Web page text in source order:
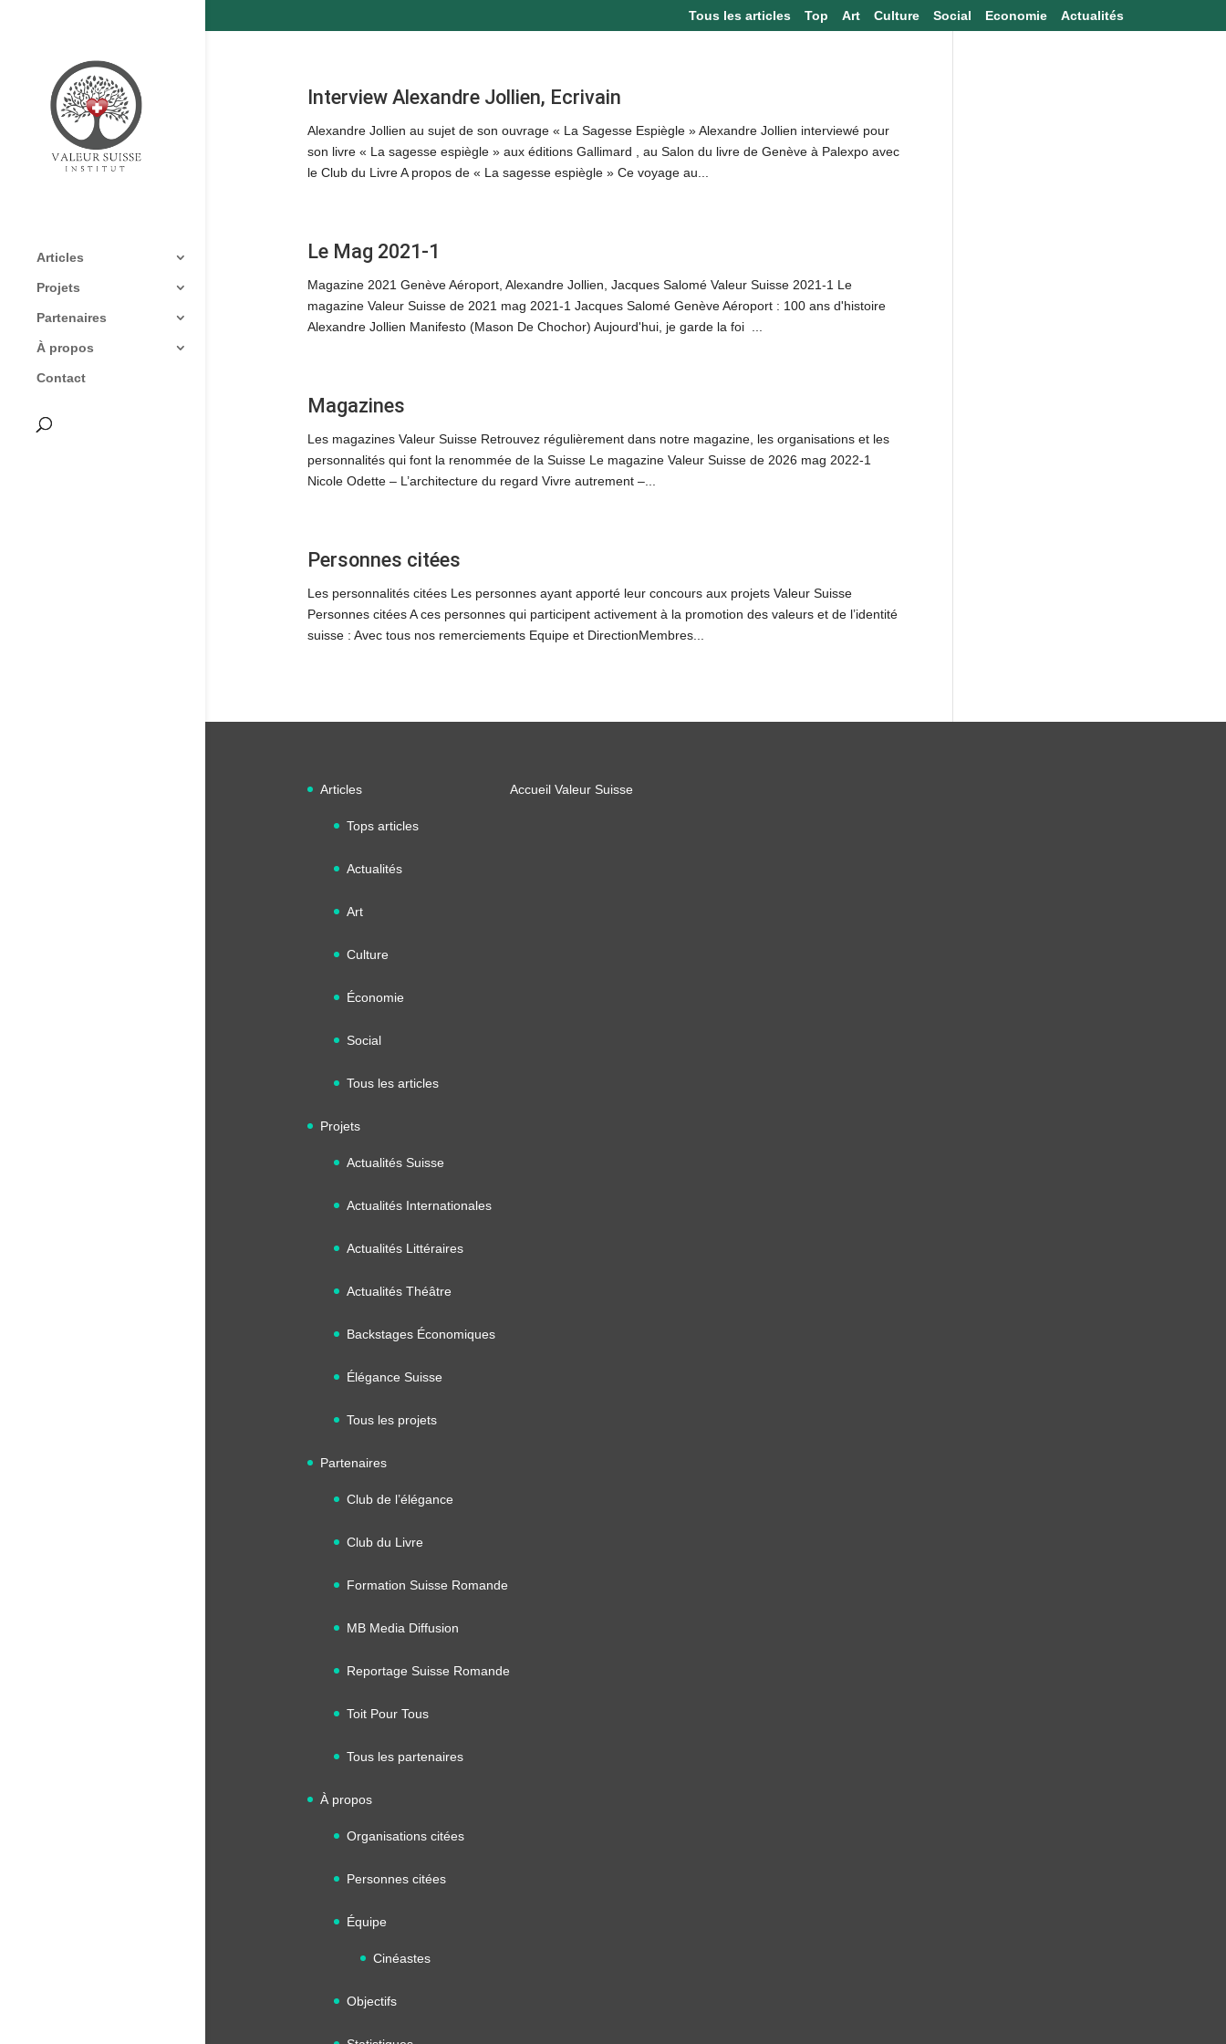
Tous les articles Top Art Culture Social Economie Actualités
Articles
Projets
Partenaires
À propos
Contact
Interview Alexandre Jollien, Ecrivain
Alexandre Jollien au sujet de son ouvrage « La Sagesse Espiègle » Alexandre Jollien interviewé pour
son livre « La sagesse espiègle » aux éditions Gallimard , au Salon du livre de Genève à Palexpo avec
le Club du Livre A propos de « La sagesse espiègle » Ce voyage au...
Le Mag 2021-1
Magazine 2021 Genève Aéroport, Alexandre Jollien, Jacques Salomé Valeur Suisse 2021-1 Le
magazine Valeur Suisse de 2021 mag 2021-1 Jacques Salomé Genève Aéroport : 100 ans d'histoire
Alexandre Jollien Manifesto (Mason De Chochor) Aujourd'hui, je garde la foi ...
Magazines
Les magazines Valeur Suisse Retrouvez régulièrement dans notre magazine, les organisations et les
personnalités qui font la renommée de la Suisse Le magazine Valeur Suisse de 2026 mag 2022-1
Nicole Odette – L’architecture du regard Vivre autrement –...
Personnes citées
Les personnalités citées Les personnes ayant apporté leur concours aux projets Valeur Suisse
Personnes citées A ces personnes qui participent activement à la promotion des valeurs et de l’identité
suisse : Avec tous nos remerciements Equipe et DirectionMembres...
Articles
Tops articles
Actualités
Art
Culture
Économie
Social
Tous les articles
Projets
Actualités Suisse
Actualités Internationales
Actualités Littéraires
Actualités Théâtre
Backstages Économiques
Élégance Suisse
Tous les projets
Partenaires
Club de l’élégance
Club du Livre
Formation Suisse Romande
MB Media Diffusion
Reportage Suisse Romande
Toit Pour Tous
Tous les partenaires
À propos
Organisations citées
Personnes citées
Équipe
Cinéastes
Objectifs
Accueil Valeur Suisse